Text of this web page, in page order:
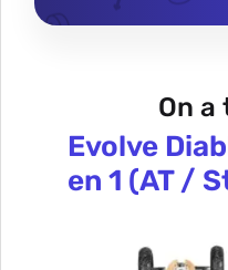
On a
Evolve
en 1 (AT /